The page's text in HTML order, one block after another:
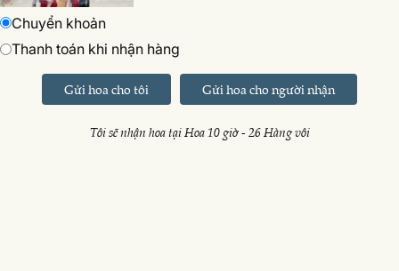
Chuyển khoản
Thanh toán khi nhận hàng
Gửi hoa cho tôi Gửi hoa cho người nhận
Tôi sẽ nhận hoa tại Hoa 10 giờ - 26 Hàng vôi